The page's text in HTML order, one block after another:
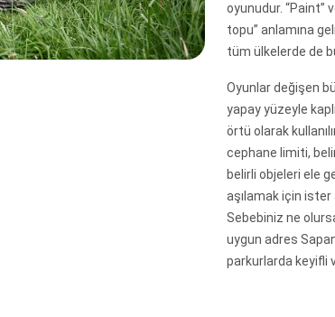
oyunudur. “Paint”
topu’’ anlamına
tüm ülkelerde de
Oyunlar değişen
yapay yüzeyle
örtü olarak
cephane limiti,
belirli objeleri ele
aşılamak için
Sebebiniz ne
uygun adres
parkurlarda keyifli